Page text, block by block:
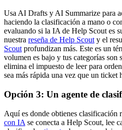
Usa AI Drafts y AI Summarize para
haciendo la clasificación a mano o
evaluando si la IA de Help Scout es
nuestra reseña de Help Scout y el
Scout profundizan más. Este es un
volumen es bajo y tus categorías son
elimina el impuesto de leer para
sea más rápida una vez que un ticket
Opción 3: Un agente de
Aquí es donde obtienes clasificación
con IA se conecta a Help Scout, lee